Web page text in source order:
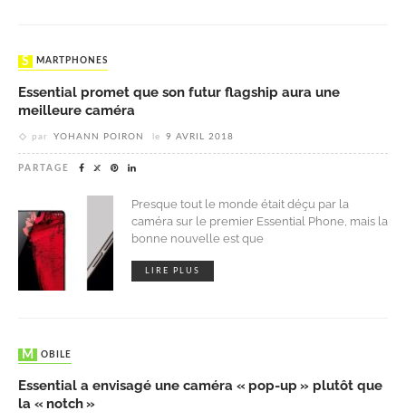
SMARTPHONES
Essential promet que son futur flagship aura une
meilleure caméra
par YOHANN POIRON le 9 AVRIL 2018
PARTAGE
Presque tout le monde était déçu par la
caméra sur le premier Essential Phone, mais la
bonne nouvelle est que
LIRE PLUS
MOBILE
Essential a envisagé une caméra « pop-up » plutôt que
la « notch »